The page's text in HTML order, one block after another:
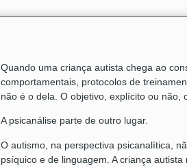
Quando uma criança autista chega ao
comportamentais, protocolos de
não é o dela. O objetivo, explícito ou não,
A psicanálise parte de outro lugar.
O autismo, na perspectiva psicanalítica,
psíquico e de linguagem. A criança